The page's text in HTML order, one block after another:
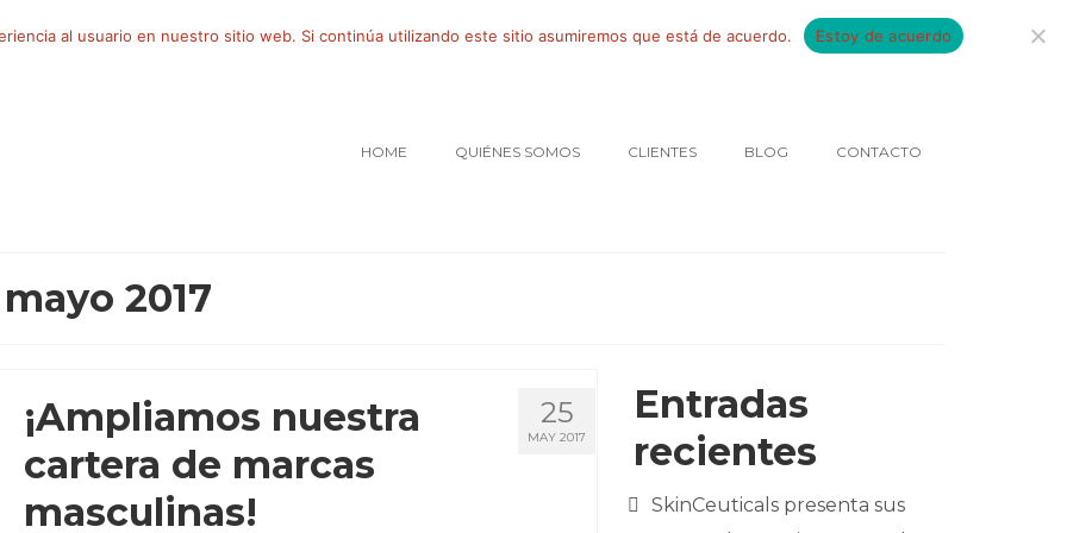
HOME QUIÉNES SOMOS CLIENTES BLOG CONTACTO
2017
25
MAY 2017
¡Ampliamos nuestra
cartera de marcas
masculinas!
Entradas
recientes
SkinCeuticals presenta sus
al usuario en nuestro sitio web. Si continúa utilizando este sitio asumiremos que está de acuerdo. Estoy de acuerdo